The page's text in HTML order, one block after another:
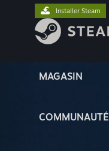
MAGASIN
COMMUNAUTÉ
Installer Steam